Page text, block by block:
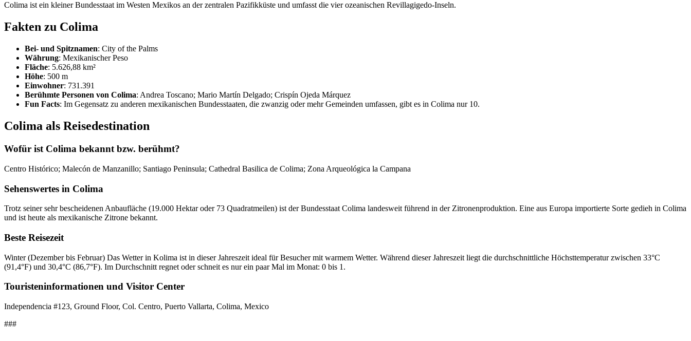
Colima ist ein kleiner Bundesstaat im Westen Mexikos an der zentralen Pazifikküste und umfasst die vier ozeanischen Revillagigedo-Inseln.
Fakten zu Colima
Bei- und Spitznamen: City of the Palms
Währung: Mexikanischer Peso
Fläche: 5.626,88 km²
Höhe: 500 m
Einwohner: 731.391
Berühmte Personen von Colima: Andrea Toscano; Mario Martín Delgado; Crispín Ojeda Márquez
Fun Facts: Im Gegensatz zu anderen mexikanischen Bundesstaaten, die zwanzig oder mehr Gemeinden umfassen, gibt es in Colima nur 10.
Colima als Reisedestination
Wofür ist Colima bekannt bzw. berühmt?
Centro Histórico; Malecón de Manzanillo; Santiago Peninsula; Cathedral Basilica de Colima; Zona Arqueológica la Campana
Sehenswertes in Colima
Trotz seiner sehr bescheidenen Anbaufläche (19.000 Hektar oder 73 Quadratmeilen) ist der Bundesstaat Colima landesweit führend in der Zitronenproduktion. Eine aus Europa importierte Sorte gedieh in Colima
und ist heute als mexikanische Zitrone bekannt.
Beste Reisezeit
Winter (Dezember bis Februar) Das Wetter in Kolima ist in dieser Jahreszeit ideal für Besucher mit warmem Wetter. Während dieser Jahreszeit liegt die durchschnittliche Höchsttemperatur zwischen 33°C
(91,4°F) und 30,4°C (86,7°F). Im Durchschnitt regnet oder schneit es nur ein paar Mal im Monat: 0 bis 1.
Touristeninformationen und Visitor Center
Independencia #123, Ground Floor, Col. Centro, Puerto Vallarta, Colima, Mexico
###